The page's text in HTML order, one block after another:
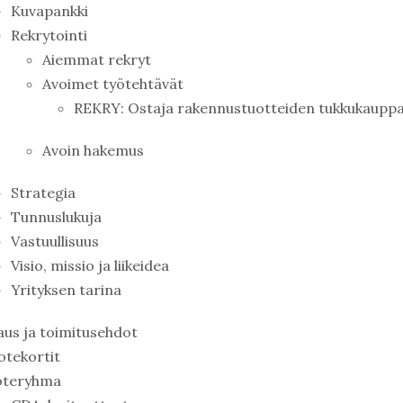
Kuvapankki
Rekrytointi
Aiemmat rekryt
Avoimet työtehtävät
REKRY: Ostaja rakennustuotteiden
Avoin hakemus
Strategia
Tunnuslukuja
Vastuullisuus
Visio, missio ja liikeidea
Yrityksen tarina
ja toimitusehdot